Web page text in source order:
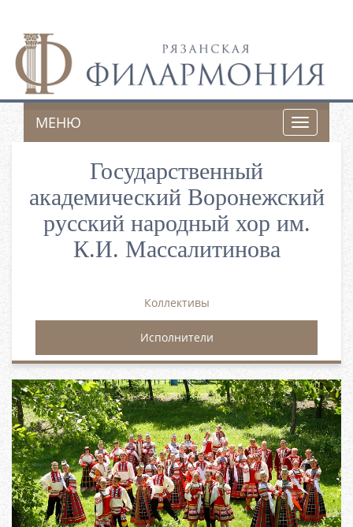
Toggle
МЕНЮ
Государственный
академический Воронежский
русский народный хор им.
К.И. Массалитинова
Коллективы
Исполнители